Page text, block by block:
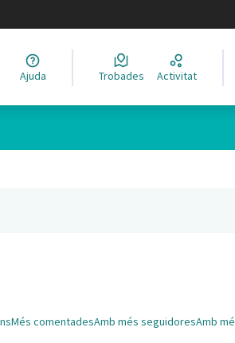
Elegir el idioma
Ajuda Trobades Activitat
Més comentadesAmb més seguidoresAmb